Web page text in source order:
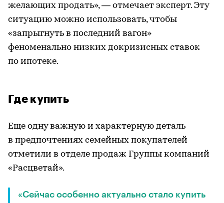
желающих продать», — отмечает эксперт. Эту
ситуацию можно использовать, чтобы
«запрыгнуть в последний вагон»
феноменально низких докризисных ставок
по ипотеке.
Где купить
Еще одну важную и характерную деталь
в предпочтениях семейных покупателей
отметили в отделе продаж Группы компаний
«Расцветай».
«Сейчас особенно актуально стало купить